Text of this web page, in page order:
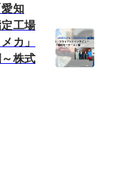
知
工場
カ」
株式